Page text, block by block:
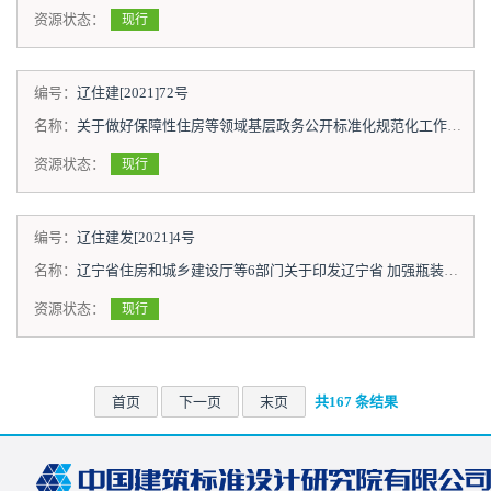
资源状态： 现行
编号： 辽住建[2021]72号
名称： 关于做好保障性住房等领域基层政务公开标准化规范化工作的通知
资源状态： 现行
编号： 辽住建发[2021]4号
名称： 辽宁省住房和城乡建设厅等6部门关于印发辽宁省 加强瓶装液化石油气安全管理实施意见的通知
资源状态： 现行
首页 下一页 末页 共167 条结果